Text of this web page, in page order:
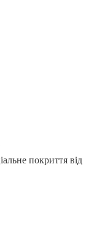
покриття від